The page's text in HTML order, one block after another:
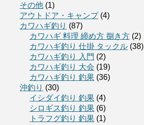
その他 (1)
アウトドア・キャンプ(4)
カワハギ釣り (87)
カワハギ 料理 締め方 捌き方 (2)
カワハギ釣り 仕掛 タックル (38)
カワハギ釣り 入門 (2)
カワハギ釣り 大会 (19)
カワハギ釣り 釣果 (36)
沖釣り (30)
イシダイ釣り 釣果 (4)
シロギス釣り 釣果 (6)
トラフグ釣り 釣果 (1)